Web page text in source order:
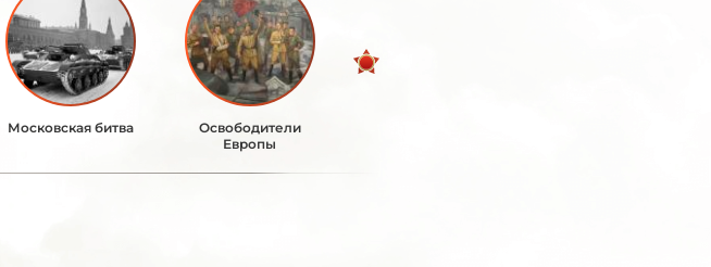
Московская битва
Освободители
Европы